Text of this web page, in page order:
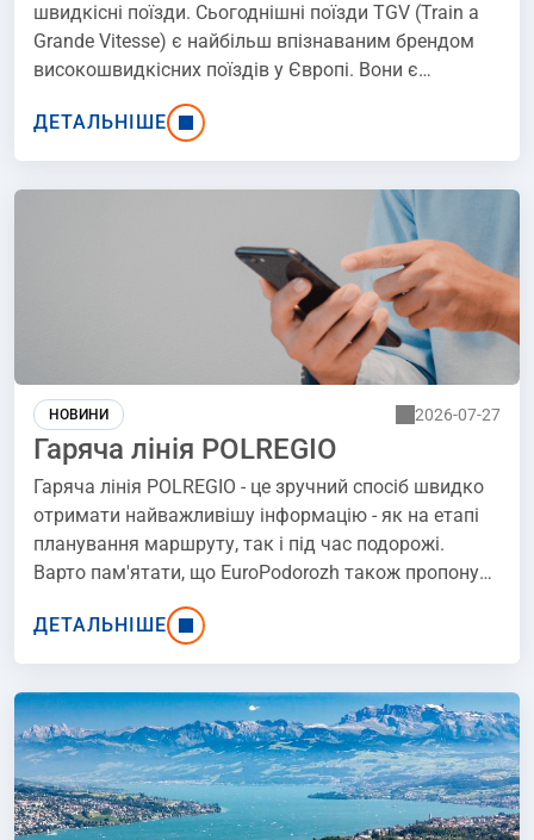
швидкісні поїзди. Сьогоднішні поїзди TGV (Train a
Grande Vitesse) є найбільш впізнаваним брендом
високошвидкісних поїздів у Європі. Вони є
символом сучасності, швидкості, комфорту та
цивілізаційного успіху. Мережа TGV у Франції
налічує близько 2 000 кілометрів
високошвидкісних залізничних ліній. Поїзд TGV 3
квітня 2007 року побив рекорд швидкості,
досягнувши 574,8 км/год на новій лінії TGV Est з
Парижа до Страсбурга.
ДЕТАЛЬНІШЕ
НОВИНИ 2026-07-27
Гаряча лінія POLREGIO
Гаряча лінія POLREGIO - це зручний спосіб швидко
отримати найважливішу інформацію - як на етапі
планування маршруту, так і під час подорожі.
Варто пам'ятати, що EuroPodorozh також пропонує
підтримку для своїх користувачів, щоб ви могли
легко отримати необхідну інформацію.
ДЕТАЛЬНІШЕ